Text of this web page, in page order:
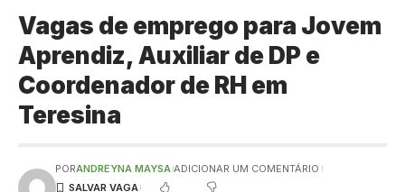
Vagas de emprego para Jovem
Aprendiz, Auxiliar de DP e
Coordenador de RH em
Teresina
PORANDREYNA MAYSA ADICIONAR UM COMENTÁRIO